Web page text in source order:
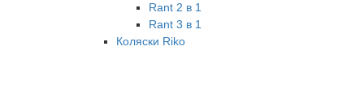
Rant 2 в 1
Rant 3 в 1
Коляски Riko